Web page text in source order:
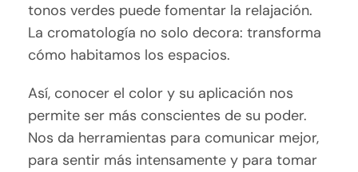
tonos verdes puede fomentar la relajación.
La cromatología no solo decora: transforma
cómo habitamos los espacios.
Así, conocer el color y su aplicación nos
permite ser más conscientes de su poder.
Nos da herramientas para comunicar mejor,
para sentir más intensamente y para tomar